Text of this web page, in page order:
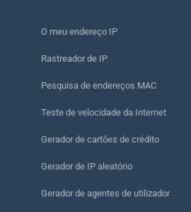
O meu endereço IP
Rastreador de IP
Pesquisa de endereços MAC
Teste de velocidade da Internet
Gerador de cartões de crédito
Gerador de IP aleatório
Gerador de agentes de utilizador